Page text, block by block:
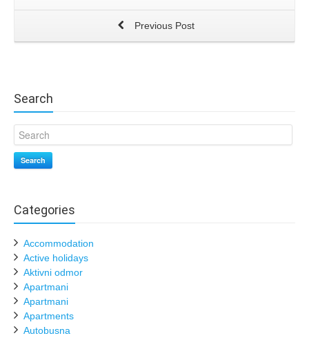
Previous Post
Search
Search
Categories
Accommodation
Active holidays
Aktivni odmor
Apartmani
Apartmani
Apartments
Autobusna